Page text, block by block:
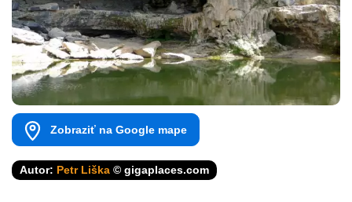
Zobraziť na Google mape
Autor: Petr Liška © gigaplaces.com